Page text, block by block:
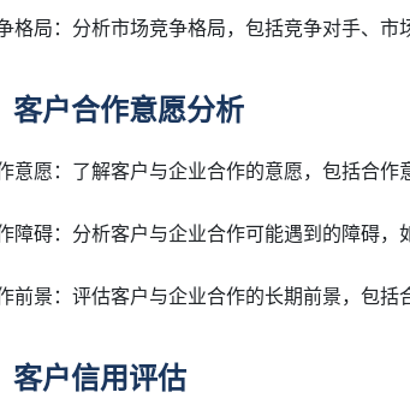
格局：分析市场竞争格局，包括竞争对手、市
客户合作意愿分析
意愿：了解客户与企业合作的意愿，包括合作
障碍：分析客户与企业合作可能遇到的障碍，
前景：评估客户与企业合作的长期前景，包括
客户信用评估